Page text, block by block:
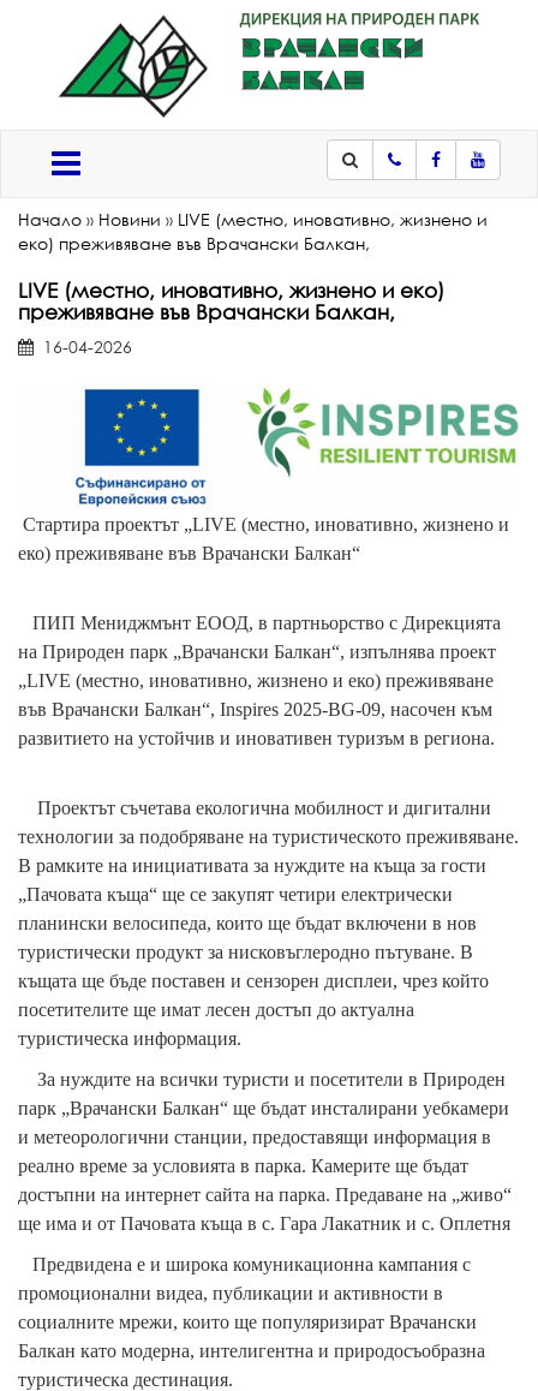
ТелефонFacebook
Начало » Новини » LIVE (местно, иновативно, жизнено и
еко) преживяване във Врачански Балкан,
LIVE (местно, иновативно, жизнено и еко)
преживяване във Врачански Балкан,
16-04-2026
Стартира проектът „LIVE (местно, иновативно, жизнено и
еко) преживяване във Врачански Балкан“
ПИП Мениджмънт ЕООД, в партньорство с Дирекцията
на Природен парк „Врачански Балкан“, изпълнява проект
„LIVE (местно, иновативно, жизнено и еко) преживяване
във Врачански Балкан“, Inspires 2025-BG-09, насочен към
развитието на устойчив и иновативен туризъм в региона.
Проектът съчетава екологична мобилност и дигитални
технологии за подобряване на туристическото преживяване.
В рамките на инициативата за нуждите на къща за гости
„Пачовата къща“ ще се закупят четири електрически
планински велосипеда, които ще бъдат включени в нов
туристически продукт за нисковъглеродно пътуване. В
къщата ще бъде поставен и сензорен дисплеи, чрез който
посетителите ще имат лесен достъп до актуална
туристическа информация.
За нуждите на всички туристи и посетители в Природен
парк „Врачански Балкан“ ще бъдат инсталирани уебкамери
и метеорологични станции, предоставящи информация в
реално време за условията в парка. Камерите ще бъдат
достъпни на интернет сайта на парка. Предаване на „живо“
ще има и от Пачовата къща в с. Гара Лакатник и с. Оплетня
Предвидена е и широка комуникационна кампания с
промоционални видеа, публикации и активности в
социалните мрежи, които ще популяризират Врачански
Балкан като модерна, интелигентна и природосъобразна
туристическа дестинация.